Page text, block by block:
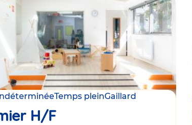
Temps pleinGaillard
H/F